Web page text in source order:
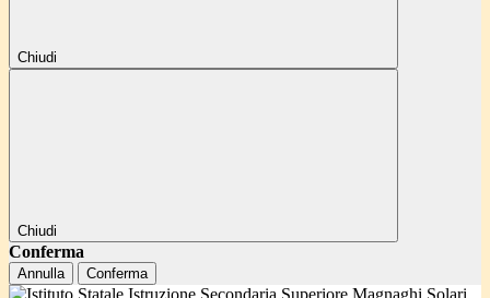
Chiudi
Chiudi
Conferma
Annulla Conferma